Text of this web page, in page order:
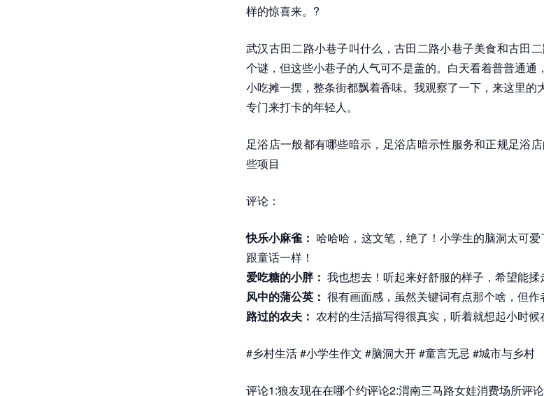
样的惊喜来。?
武汉古田二路小巷子叫什么，古田二路小巷子美食和古田
个谜，但这些小巷子的人气可不是盖的。白天看着普普通通
小吃摊一摆，整条街都飘着香味。我观察了一下，来这里的
专门来打卡的年轻人。
足浴店一般都有哪些暗示，足浴店暗示性服务和正规足浴
些项目
评论：
快乐小麻雀： 哈哈哈，这文笔，绝了！小学生的脑洞太可
跟童话一样！
爱吃糖的小胖： 我也想去！听起来好舒服的样子，希望能揉
风中的蒲公英： 很有画面感，虽然关键词有点那个啥，但作
路过的农夫： 农村的生活描写得很真实，听着就想起小时候
#乡村生活 #小学生作文 #脑洞大开 #童言无忌 #城市与乡村
评论1:狼友现在在哪个约评论2:渭南三马路女娃消费场所评